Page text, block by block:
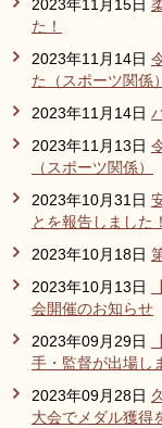
2023年11月15日
た！
2023年11月14日
た（スポーツ関係）
2023年11月14日
2023年11月13日
（スポーツ関係）
2023年10月31日
とを報告しました！
2023年10月18日
2023年10月13日
会開催のお知らせ
2023年09月29日
手・監督が出場し
2023年09月28日
大会でメダル獲得